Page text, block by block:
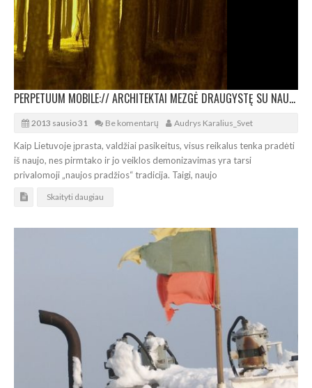
PERPETUUM MOBILE:// ARCHITEKTAI MEZGĖ DRAUGYSTĘ SU NAUJUOJU KULTŪROS MINISTRU
2013 sausio 31 Be komentarų Audrys Karalius_Svet
Kaip Lietuvoje įprasta, valdžiai pasikeitus, visus reikalus tenka pradėti
iš naujo, nes pirmtako ir jo veiklos demonizavimas yra tarsi
privalomoji „naujos pradžios“ tradicija. Taigi, naujo
Skaityti daugiau